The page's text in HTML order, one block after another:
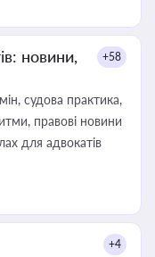
новини,
+58
судова практика,
правові новини
для адвокатів
+4